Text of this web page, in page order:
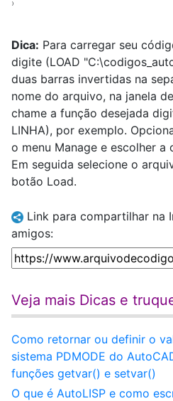
Dica: Para carregar seu
digite (LOAD "C:\
duas barras invertidas na
nome do arquivo, na janela
chame a função desejada
LINHA), por exemplo.
o menu Manage e escolher
Em seguida selecione o
botão Load.
Link para compartilhar na
amigos:
Veja mais Dicas e
Como retornar ou definir o
sistema PDMODE do
funções getvar() e setvar()
O que é AutoLISP e como